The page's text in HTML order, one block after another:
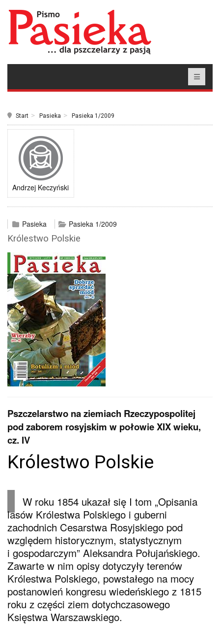
Start Pasieka Pasieka 1/2009
Andrzej Keczyński
Pasieka Pasieka 1/2009
Królestwo Polskie
Pszczelarstwo na ziemiach Rzeczypospolitej
pod zaborem rosyjskim w połowie XIX wieku,
cz. IV
Królestwo Polskie
W roku 1854 ukazał się I tom „Opisania
lasów Królestwa Polskiego i guberni
zachodnich Cesarstwa Rosyjskiego pod
względem historycznym, statystycznym
i gospodarczym” Aleksandra Połujańskiego.
Zawarte w nim opisy dotyczyły terenów
Królestwa Polskiego, powstałego na mocy
postanowień kongresu wiedeńskiego z 1815
roku z części ziem dotychczasowego
Księstwa Warszawskiego.